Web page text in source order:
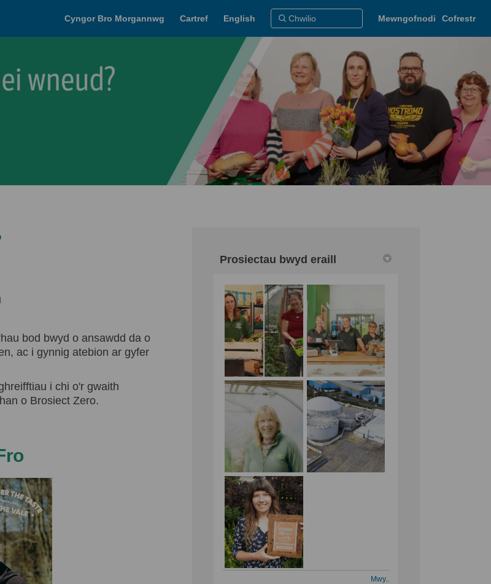
Cyngor Bro Morgannwg Cartref English Mewngofnodi Cofrestr
ar Facebook
wneud? Ar Twitter
ei wneud? Ar LinkedIn
ei wneud? dolen
(Dolen allanol)
bod bwyd o ansawdd da o
ac i gynnig atebion ar gyfer
i chi o'r gwaith
o Brosiect Zero.
Prosiectau bwyd eraill
Mwy..